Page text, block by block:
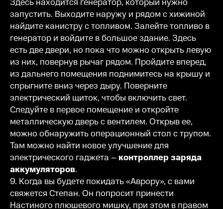
запустить. Выходите наружу и рядом с хижиной
найдите канистру с топливом. Залейте топливо в
генератор и войдите в большое здание. Здесь
есть две двери, но пока что можно открыть левую
из них, повернув рычаг рядом. Пройдите вперед,
из дальнего помещения поднимитесь на крышу и
спрыгните вниз через дыру. Поверните
электрический щиток, чтобы включить свет.
Следуйте в первое помещение и откройте
металлическую дверь с вентилем. Открыв ее,
можно обнаружить операционный стол с трупом.
Там можно найти новое улучшение для
электрического гаджета – контроллер заряда
аккумуляторов.
9. Когда вы будете покидать «Аврору», с вами
свяжется Степан. Он попросит принести
Настиного плюшевого мишку, при этом в правом